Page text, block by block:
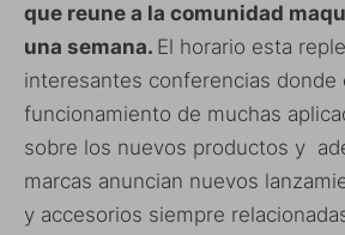
que reune a la comunidad
una semana. El horario esta
interesantes conferencias donde
funcionamiento de muchas
sobre los nuevos productos y
marcas anuncian nuevos
y accesorios siempre